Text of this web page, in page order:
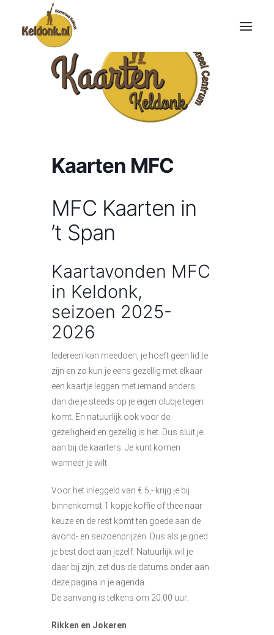
Kaarten MFC
MFC Kaarten in
’t Span
Kaartavonden MFC
in Keldonk,
seizoen 2025-
2026
Iedereen kan meedoen, je hoeft geen lid te
zijn en zo kun je eens gezellig met elkaar
een kaartje leggen met iemand anders
dan die je steeds op je eigen clubje tegen
komt. En natuurlijk ook voor de
gezelligheid en gezellig is het. Dus sluit je
aan bij de kaarters. Je kunt komen
wanneer je wilt.
Voor het inleggeld van € 5,- krijg je bij
binnenkomst 1 kopje koffie of thee naar
keuze en de rest komt ten goede aan de
avond- en seizoenprijzen. Dus als je goed
je best doet aan jezelf. Natuurlijk wil je
daar bij zijn, zet dus de datums onder aan
deze pagina in je agenda.
De aanvang is telkens om 20.00 uur.
Rikken en Jokeren